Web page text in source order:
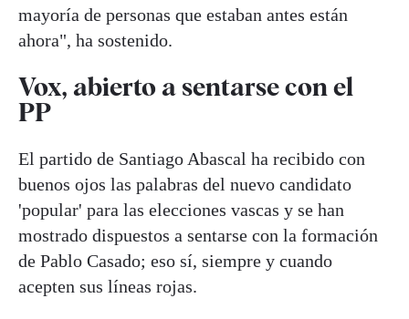
mayoría de personas que estaban antes están
ahora", ha sostenido.
Vox, abierto a sentarse con el
PP
El partido de Santiago Abascal ha recibido con
buenos ojos las palabras del nuevo candidato
'popular' para las elecciones vascas y se han
mostrado dispuestos a sentarse con la formación
de Pablo Casado; eso sí, siempre y cuando
acepten sus líneas rojas.